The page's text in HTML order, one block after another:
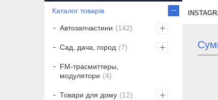
Каталог товарів
Автозапчастини 142
Сад, дача, город 7
FM-трасмиттеры,
модулятори
4
Товари для дому 12